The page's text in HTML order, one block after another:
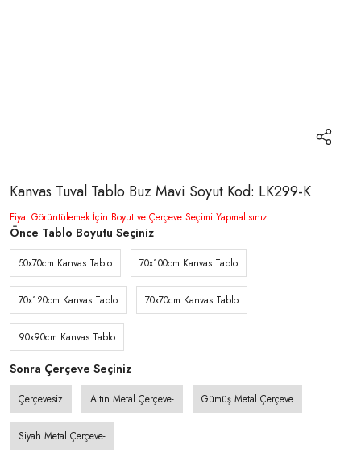
Kanvas Tuval Tablo Buz Mavi Soyut Kod: LK299-K
Fiyat Görüntülemek İçin Boyut ve Çerçeve Seçimi Yapmalısınız
Önce Tablo Boyutu Seçiniz
50x70cm Kanvas Tablo 70x100cm Kanvas Tablo
70x120cm Kanvas Tablo 70x70cm Kanvas Tablo
90x90cm Kanvas Tablo
Sonra Çerçeve Seçiniz
Çerçevesiz Altın Metal Çerçeve- Gümüş Metal Çerçeve
Siyah Metal Çerçeve-